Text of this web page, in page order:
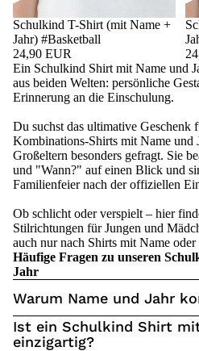
Schulkind T-Shirt (mit Name +
Jahr) #Basketball
24,90 EUR
Ein Schulkind Shirt mit Name und
aus beiden Welten: persönliche
Erinnerung an die Einschulung.
Du suchst das ultimative Geschenk
Kombinations-Shirts mit Name und
Großeltern besonders gefragt. Sie
und "Wann?" auf einen Blick und
Familienfeier nach der offiziellen
Ob schlicht oder verspielt – hier
Stilrichtungen für Jungen und
auch nur nach Shirts mit Name
Häufige Fragen zu unseren
Jahr
Warum Name und Jahr
Ist ein Schulkind Shirt
einzigartig?